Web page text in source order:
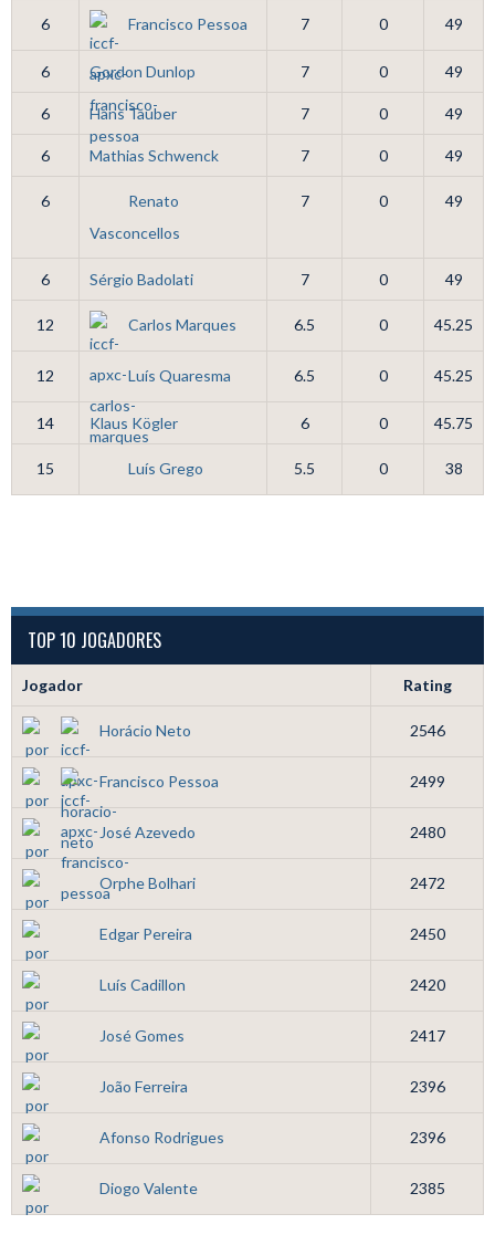
6 Francisco Pessoa 7 0 49
6 Gordon Dunlop 7 0 49
6 Hans Tauber 7 0 49
6 Mathias Schwenck 7 0 49
6
Renato
Vasconcellos
7 0 49
6 Sérgio Badolati 7 0 49
12 Carlos Marques 6.5 0 45.25
12 Luís Quaresma 6.5 0 45.25
14 Klaus Kögler 6 0 45.75
15 Luís Grego 5.5 0 38
TOP 10 JOGADORES
Jogador Rating
Horácio Neto 2546
Francisco Pessoa 2499
José Azevedo 2480
Orphe Bolhari 2472
Edgar Pereira 2450
Luís Cadillon 2420
José Gomes 2417
João Ferreira 2396
Afonso Rodrigues 2396
Diogo Valente 2385